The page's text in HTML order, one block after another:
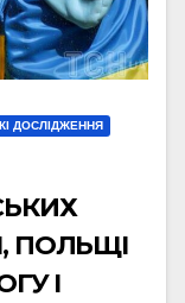
ДОСЛІДЖЕННЯ
ПОЛЬЩІ
І